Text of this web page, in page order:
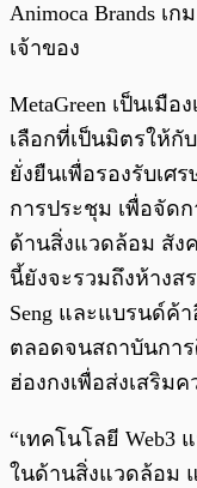
Animoca Brands เกม
เจ้าของ
MetaGreen เป็นเมื
เลือกที่เป็นมิตรให้
ยั่งยืนเพื่อรองรับเศ
การประชุม เพื่อจัด
ด้านสิ่งแวดล้อม สัง
นี้ยังจะรวมถึงห้างส
Seng และแบรนด์ค้
ตลอดจนสถาบันกา
ฮ่องกงเพื่อส่งเสริม
“เทคโนโลยี Web3
ในด้านสิ่งแวดล้อม